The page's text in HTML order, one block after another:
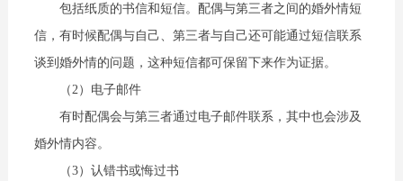
包括纸质的书信和短信。配偶与第三者之间的婚外情短
信，有时候配偶与自己、第三者与自己还可能通过短信联系
谈到婚外情的问题，这种短信都可保留下来作为证据。
（2）电子邮件
有时配偶会与第三者通过电子邮件联系，其中也会涉及
婚外情内容。
（3）认错书或悔过书